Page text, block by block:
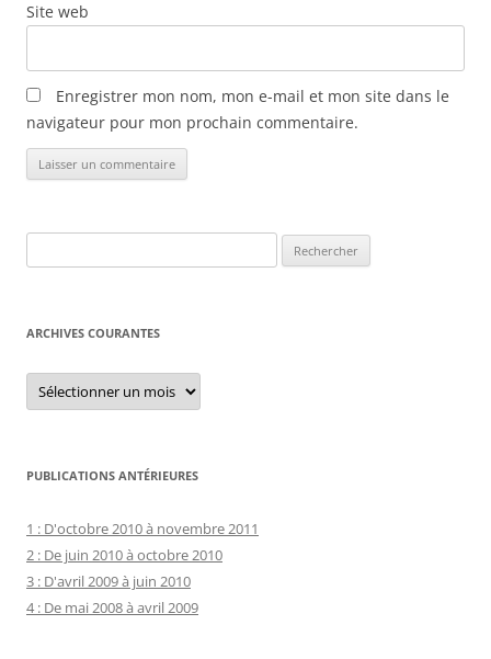
s
Site web
Enregistrer mon nom, mon e-mail et mon site dans le
navigateur pour mon prochain commentaire.
ARCHIVES COURANTES
Archives
courantes
PUBLICATIONS ANTÉRIEURES
1 : D'octobre 2010 à novembre 2011
2 : De juin 2010 à octobre 2010
3 : D'avril 2009 à juin 2010
4 : De mai 2008 à avril 2009